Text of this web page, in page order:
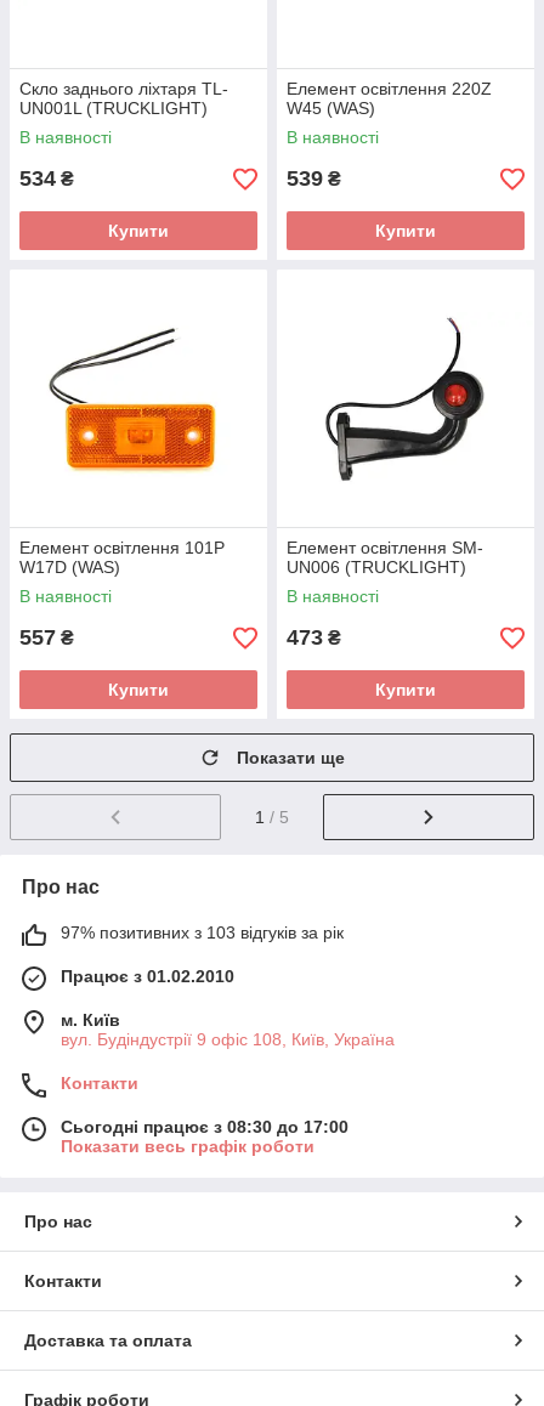
Скло заднього ліхтаря TL-
UN001L (TRUCKLIGHT)
В наявності
534 ₴
Купити
Елемент освітлення 220Z
W45 (WAS)
В наявності
539 ₴
Купити
Елемент освітлення 101P
W17D (WAS)
В наявності
557 ₴
Купити
Елемент освітлення SM-
UN006 (TRUCKLIGHT)
В наявності
473 ₴
Купити
Показати ще
1 / 5
Про нас
97% позитивних з 103 відгуків за рік
Працює з 01.02.2010
м. Київ
вул. Будіндустрії 9 офіс 108, Київ, Україна
Контакти
Сьогодні працює з 08:30 до 17:00
Показати весь графік роботи
Про нас
Контакти
Доставка та оплата
Графік роботи